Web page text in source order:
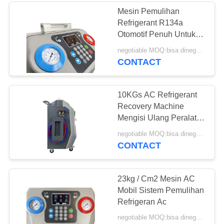
SITEMAP
PRIVACY
POLICYMesin Pemulihan
AC Otomatis
37
Mesin Pemulihan
AC Otomotif
Mesin Pemulihan
Refrigerant R134a
Otomotif Penuh Untuk
Garasi
CONTACT
10KGs AC Refrigerant
Recovery Machine
Mengisi Ulang Peralatan
Pendingin Udara
Otomotif
negotiable MOQ:bisa dinegosiasikan
CONTACT
23kg / Cm2 Mesin AC
Mobil Sistem Pemulihan
Refrigeran Ac
negotiable MOQ:bisa dinegosiasikan